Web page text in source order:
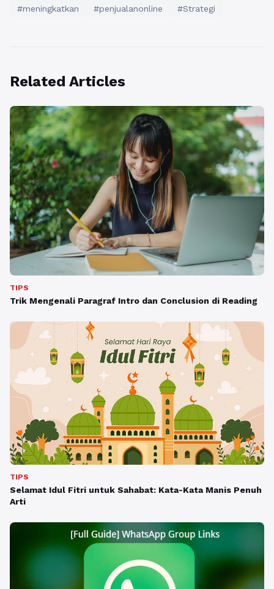
#meningkatkan #penjualanonline #Strategi
Related Articles
TIPS
Trik Mengenali Paragraf Intro dan Conclusion di Reading
TIPS
Selamat Idul Fitri untuk Sahabat: Kata-Kata Manis Penuh
Arti